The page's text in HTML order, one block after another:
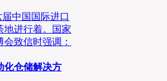
着科技的进步，变革正在进行中，您感
只有创新的商业模式，才能改变既有的传
届中国国际进口
地进行着。国家
致信时强调：
化仓储解决方